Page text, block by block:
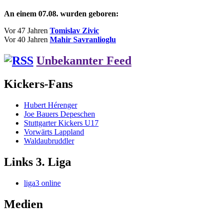
An einem 07.08. wurden geboren:
Vor 47 Jahren Tomislav Zivic
Vor 40 Jahren Mahir Savranlioglu
Unbekannter Feed
Kickers-Fans
Hubert Hérenger
Joe Bauers Depeschen
Stuttgarter Kickers U17
Vorwärts Lappland
Waldaubruddler
Links 3. Liga
liga3 online
Medien